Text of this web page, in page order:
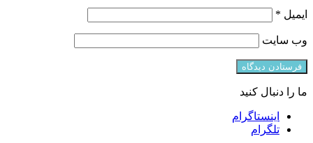
ایمیل *
وب‌ سایت
ما را دنبال کنید
اینستاگرام
تلگرام